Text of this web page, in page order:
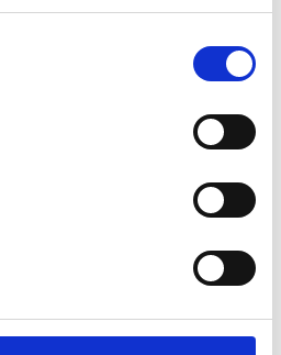
– ČR v pololetí převýšil